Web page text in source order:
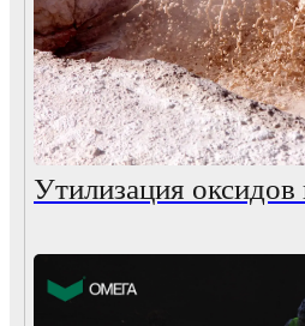
Утилизация оксидов